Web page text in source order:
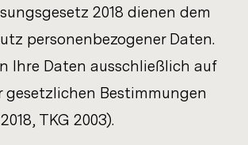
2018 die­nen dem
per­so­nen­be­zo­ge­ner Daten.
Ihre Daten aus­schließ­lich auf
ge­setz­li­chen Be­stim­mun­gen
TKG 2003).